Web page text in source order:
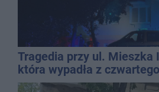
Tragedia przy ul. Mieszka
która wypadła z